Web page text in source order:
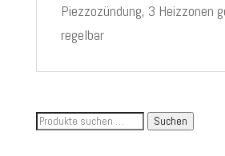
Piezzozündung, 3 Heizzonen
regelbar
Suche
Suchen